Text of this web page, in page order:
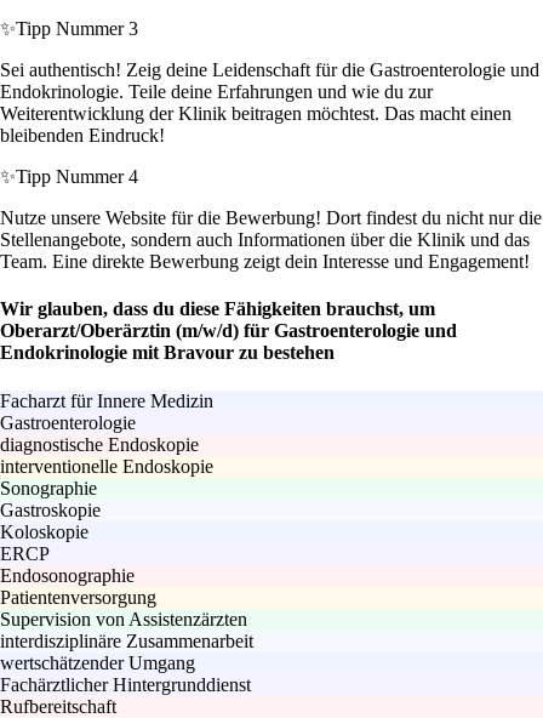
✨Tipp Nummer 3
Sei authentisch! Zeig deine Leidenschaft für die Gastroenterologie und
Endokrinologie. Teile deine Erfahrungen und wie du zur
Weiterentwicklung der Klinik beitragen möchtest. Das macht einen
bleibenden Eindruck!
✨Tipp Nummer 4
Nutze unsere Website für die Bewerbung! Dort findest du nicht nur die
Stellenangebote, sondern auch Informationen über die Klinik und das
Team. Eine direkte Bewerbung zeigt dein Interesse und Engagement!
Wir glauben, dass du diese Fähigkeiten brauchst, um
Oberarzt/Oberärztin (m/w/d) für Gastroenterologie und
Endokrinologie mit Bravour zu bestehen
Facharzt für Innere Medizin
Gastroenterologie
diagnostische Endoskopie
interventionelle Endoskopie
Sonographie
Gastroskopie
Koloskopie
ERCP
Endosonographie
Patientenversorgung
Supervision von Assistenzärzten
interdisziplinäre Zusammenarbeit
wertschätzender Umgang
Fachärztlicher Hintergrunddienst
Rufbereitschaft